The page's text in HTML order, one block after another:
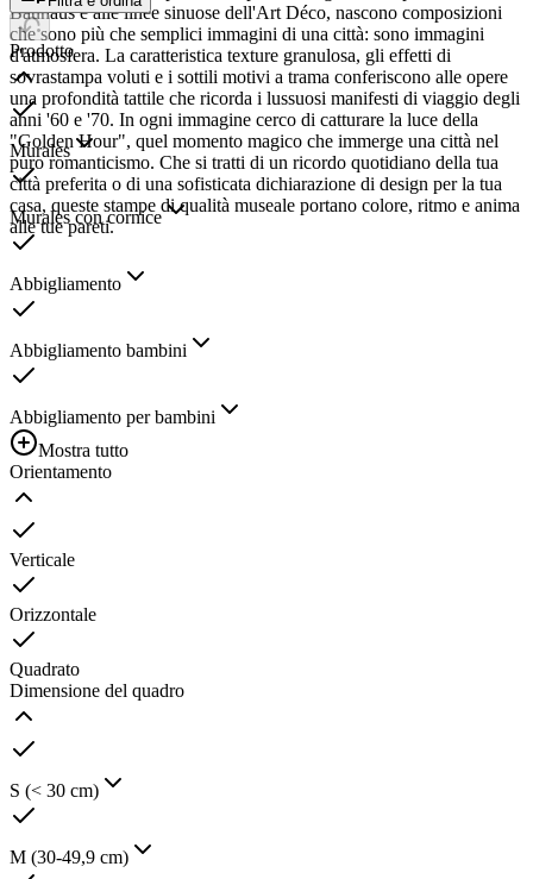
Bauhaus e alle linee sinuose dell'Art Déco, nascono composizioni
che sono più che semplici immagini di una città: sono immagini
d'atmosfera. La caratteristica texture granulosa, gli effetti di
sovrastampa voluti e i sottili motivi a trama conferiscono alle opere
una profondità tattile che ricorda i lussuosi manifesti di viaggio degli
anni '60 e '70. In ogni immagine cerco di catturare la luce della
"Golden Hour", quel momento magico che immerge una città nel
puro romanticismo. Che si tratti di un ricordo quotidiano della tua
città preferita o di una sofisticata dichiarazione di design per la tua
casa, queste stampe di qualità museale portano colore, ritmo e anima
alle tue pareti.
Prodotto
Murales
Murales con cornice
Abbigliamento
Abbigliamento bambini
Abbigliamento per bambini
Mostra tutto
Orientamento
Verticale
Orizzontale
Quadrato
Dimensione del quadro
S (< 30 cm)
M (30-49,9 cm)